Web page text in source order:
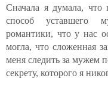
Сначала я думала,
способ уставшего
романтики, что у нас
могла, что сложенная
меня следить за мужем
секрету, которого я